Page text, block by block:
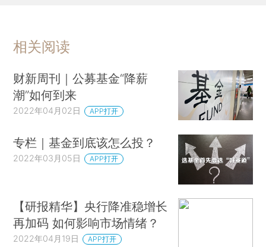
相关阅读
财新周刊｜公募基金“降薪
潮”如何到来
2022年04月02日 APP打开
专栏｜基金到底该怎么投？
2022年03月05日 APP打开
【研报精华】央行降准稳增长
再加码 如何影响市场情绪？
2022年04月19日 APP打开